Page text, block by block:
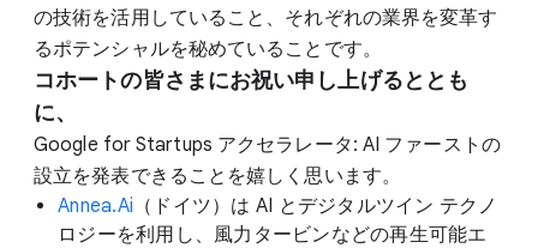
の技術を活用していること、それぞれの業界を変革す
るポテンシャルを秘めていることです。
コホートの皆さまにお祝い申し上げるととも
に、
Google for Startups アクセラレータ: AI ファーストの
設立を発表できることを嬉しく思います。
Annea.Ai （ドイツ）は AI とデジタルツイン テクノ
ロジーを利用し、風力タービンなどの再生可能エ